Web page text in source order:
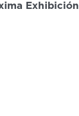
Exhibición